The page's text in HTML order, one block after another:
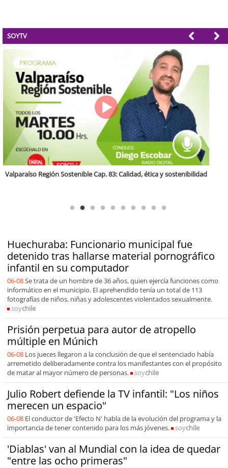
SOYTV
Huechuraba: Funcionario municipal fue
detenido tras hallarse material pornográfico
infantil en su computador
06-08Se trata de un hombre de 36 años, quien ejercía funciones como
informático en el municipio. El aprehendido tenía un total de 113
fotografías de niños, niñas y adolescentes violentados sexualmente.
soychile
Prisión perpetua para autor de atropello
múltiple en Múnich
06-08 Los jueces llegaron a la conclusión de que el sentenciado había
arremetido deliberadamente contra los manifestantes con el propósito
de matar al mayor número de personas.
soychile
Julio Robert defiende la TV infantil: "Los niños
merecen un espacio"
06-08 El conductor de 'Efecto N' habla de la evolución del programa y la
importancia de tener contenido para los más jóvenes.
soychile
'Diablas' van al Mundial con la idea de quedar
"entre las ocho primeras"